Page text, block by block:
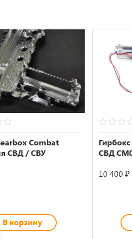
Combat
СВД / СВУ
В корзину
0
out
of
5
СВД
10 400 ₽